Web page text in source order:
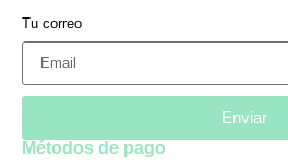
Tu correo
Enviar
Métodos de pago